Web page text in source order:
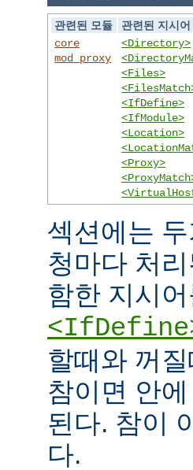
관련된 모듈
관련된 지시어
core
mod_proxy
<Directory>
<Files>
<IfDefine>
<IfModule>
<Location>
<Proxy>
섹션에는
청마다 처
함한 지시
할때와 꺼
참이면 안
된다. 참이
다.